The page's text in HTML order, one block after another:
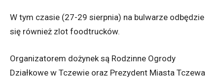
W tym czasie (27-29 sierpnia) na bulwarze odbędzie
się również zlot foodtrucków.
Organizatorem dożynek są Rodzinne Ogrody
Działkowe w Tczewie oraz Prezydent Miasta Tczewa